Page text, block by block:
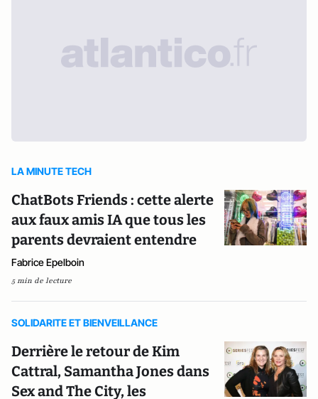
LA MINUTE TECH
ChatBots Friends : cette alerte
aux faux amis IA que tous les
parents devraient entendre
Fabrice Epelboin
5 min de lecture
SOLIDARITE ET BIENVEILLANCE
Derrière le retour de Kim
Cattral, Samantha Jones dans
Sex and The City, les